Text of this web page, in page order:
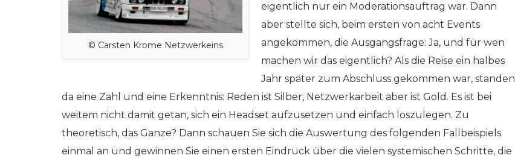
© Carsten Krome Netzwerkeins
eigentlich nur ein Moderationsauftrag war. Dann
aber stellte sich, beim ersten von acht Events
angekommen, die Ausgangsfrage: Ja, und für wen
machen wir das eigentlich? Als die Reise ein halbes
Jahr später zum Abschluss gekommen war, standen
da eine Zahl und eine Erkenntnis: Reden ist Silber, Netzwerkarbeit aber ist Gold. Es ist bei
weitem nicht damit getan, sich ein Headset aufzusetzen und einfach loszulegen. Zu
theoretisch, das Ganze? Dann schauen Sie sich die Auswertung des folgenden Fallbeispiels
einmal an und gewinnen Sie einen ersten Eindruck über die vielen systemischen Schritte, die
online auf
netzwerkeins | GO!
online auf
netzwerkeins | GO!
1. April 2024